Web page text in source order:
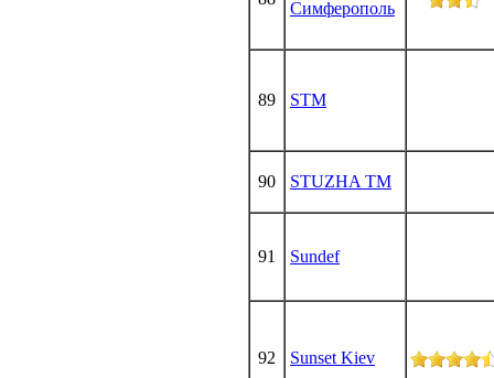
Симферополь
89 STM
90 STUZHA TM
91 Sundef
92 Sunset Kiev